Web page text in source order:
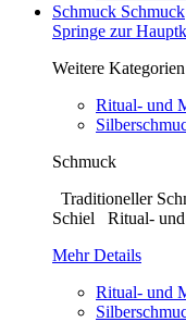
Schmuck Schmuck
Springe zur
Weitere Kategorien
Ritual- und
Schmuck
Traditioneller
Schiel Ritual-
Mehr Details
Ritual- und